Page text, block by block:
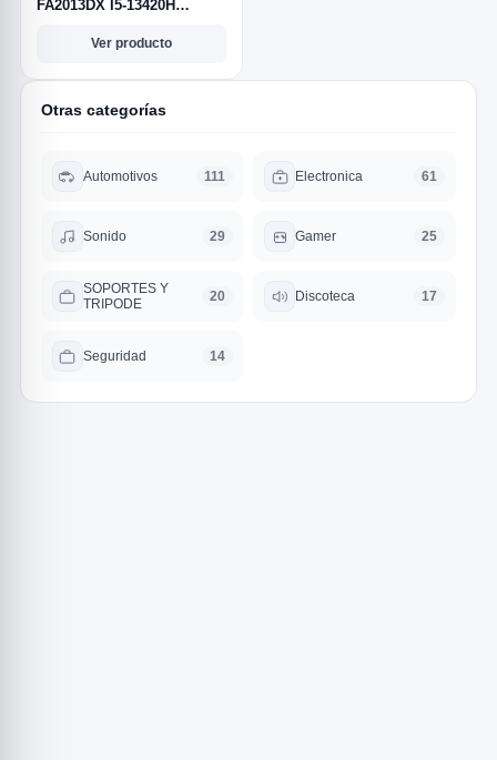
Otras categorías
Automotivos 111 Electronica 61
Sonido 29 Gamer 25
SOPORTES Y
TRIPODE
20 Discoteca 17
Seguridad 14
FA2013DX I5-13420H
GERFORCE 3050 6GB-
Ver producto